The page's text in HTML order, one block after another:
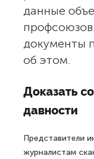
данные
документы
об этом.
Доказать
давности
Представители
журналистам